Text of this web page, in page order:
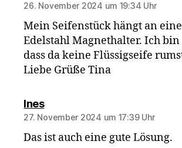
26. November 2024 um 19:34 Uhr
Mein Seifenstück hängt an
Edelstahl Magnethalter. Ich
dass da keine Flüssigseife
Liebe Grüße Tina
Inessagt:
27. November 2024 um 17:39 Uhr
Das ist auch eine gute Lösung.